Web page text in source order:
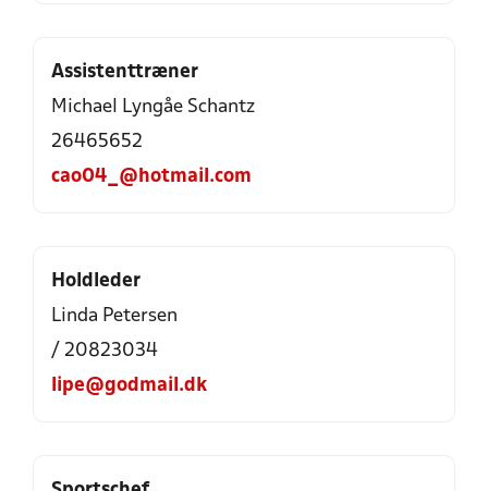
Assistenttræner
Michael Lyngåe Schantz
26465652
cao04_@hotmail.com
Holdleder
Linda Petersen
/ 20823034
lipe@godmail.dk